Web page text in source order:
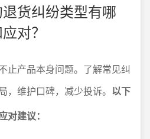
货纠纷类型有哪
对？
止产品本身问题。了解常见纠
，维护口碑，减少投诉。 以下
对建议：